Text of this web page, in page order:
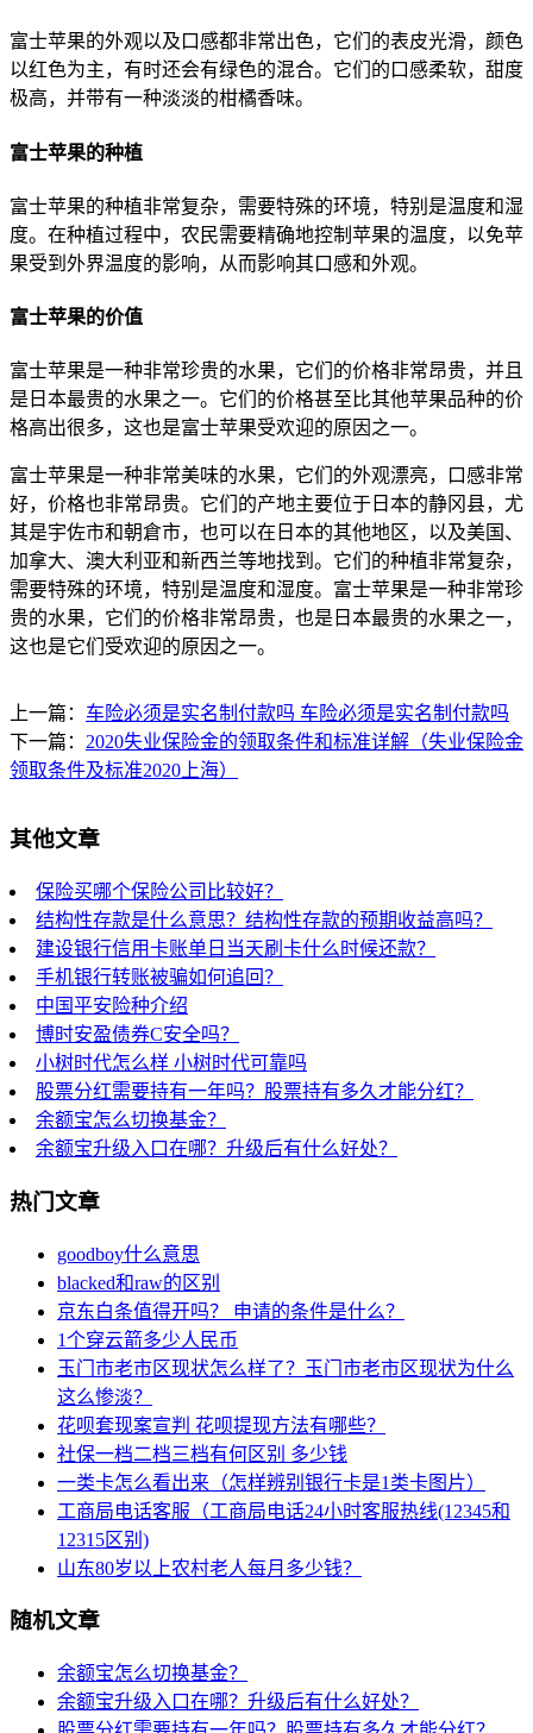
富士苹果的外观以及口感都非常出色，它们的表皮光滑，颜色
以红色为主，有时还会有绿色的混合。它们的口感柔软，甜度
极高，并带有一种淡淡的柑橘香味。
富士苹果的种植
富士苹果的种植非常复杂，需要特殊的环境，特别是温度和湿
度。在种植过程中，农民需要精确地控制苹果的温度，以免苹
果受到外界温度的影响，从而影响其口感和外观。
富士苹果的价值
富士苹果是一种非常珍贵的水果，它们的价格非常昂贵，并且
是日本最贵的水果之一。它们的价格甚至比其他苹果品种的价
格高出很多，这也是富士苹果受欢迎的原因之一。
富士苹果是一种非常美味的水果，它们的外观漂亮，口感非常
好，价格也非常昂贵。它们的产地主要位于日本的静冈县，尤
其是宇佐市和朝倉市，也可以在日本的其他地区，以及美国、
加拿大、澳大利亚和新西兰等地找到。它们的种植非常复杂，
需要特殊的环境，特别是温度和湿度。富士苹果是一种非常珍
贵的水果，它们的价格非常昂贵，也是日本最贵的水果之一，
这也是它们受欢迎的原因之一。
上一篇： 车险必须是实名制付款吗 车险必须是实名制付款吗
下一篇： 2020失业保险金的领取条件和标准详解（失业保险金
领取条件及标准2020上海）
其他文章
保险买哪个保险公司比较好？
结构性存款是什么意思？结构性存款的预期收益高吗？
建设银行信用卡账单日当天刷卡什么时候还款？
手机银行转账被骗如何追回？
中国平安险种介绍
博时安盈债券C安全吗？
小树时代怎么样 小树时代可靠吗
股票分红需要持有一年吗？股票持有多久才能分红？
余额宝怎么切换基金？
余额宝升级入口在哪？升级后有什么好处？
热门文章
goodboy什么意思
blacked和raw的区别
京东白条值得开吗？ 申请的条件是什么？
1个穿云箭多少人民币
玉门市老市区现状怎么样了？玉门市老市区现状为什么
这么惨淡？
花呗套现案宣判 花呗提现方法有哪些？
社保一档二档三档有何区别 多少钱
一类卡怎么看出来（怎样辨别银行卡是1类卡图片）
工商局电话客服（工商局电话24小时客服热线(12345和
12315区别)
山东80岁以上农村老人每月多少钱？
随机文章
余额宝怎么切换基金？
余额宝升级入口在哪？升级后有什么好处？